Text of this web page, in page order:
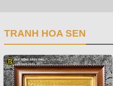
TRANH HOA SEN